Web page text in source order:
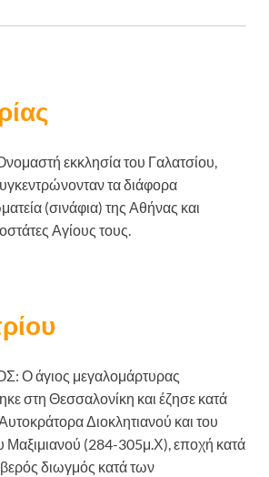
εκκλησία του Γαλατσίου,
τα διάφορα
(σινάφια) της Αθήνας και
Αγίους τους.
Ο άγιος μεγαλομάρτυρας
στη Θεσσαλονίκη και έζησε κατά
Διοκλητιανού και του
Μαξιμιανού (284-305μ.Χ), εποχή κατά
διωγμός κατά των